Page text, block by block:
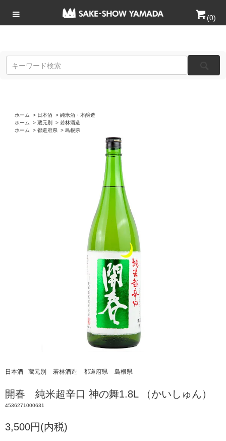
(0)
ホーム > 日本酒 > 純米酒・本醸造
ホーム
> 蔵元別 > 若林酒造
ホーム
> 都道府県 > 島根県
日本酒 蔵元別 若林酒造 都道府県 島根県
開春 純米超辛口 神の舞1.8L （かいしゅん）
4536271000631
3,500円(内税)